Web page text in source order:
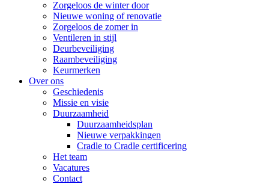
Zorgeloos de winter door
Nieuwe woning of renovatie
Zorgeloos de zomer in
Ventileren in stijl
Deurbeveiliging
Raambeveiliging
Keurmerken
Over ons
Geschiedenis
Missie en visie
Duurzaamheid
Duurzaamheidsplan
Nieuwe verpakkingen
Cradle to Cradle certificering
Het team
Vacatures
Contact